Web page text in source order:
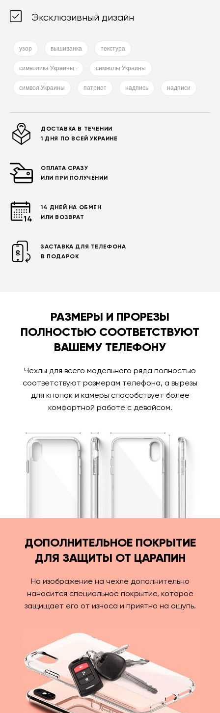
Эксклюзивный дизайн
узор вышиванка текстура
символика Украины . символы Украины
символ Украины патриот надпись надписи
ДОСТАВКА В ТЕЧЕНИИ
1 ДНЯ ПО ВСЕЙ УКРАИНЕ
ОПЛАТА СРАЗУ
ИЛИ ПРИ ПОЛУЧЕНИИ
14 ДНЕЙ НА ОБМЕН
ИЛИ ВОЗВРАТ
ЗАСТАВКА ДЛЯ ТЕЛЕФОНА
В ПОДАРОК
РАЗМЕРЫ И ПРОРЕЗЫ
ПОЛНОСТЬЮ СООТВЕТСТВУЮТ
ВАШЕМУ ТЕЛЕФОНУ
Чехлы для всего модельного ряда полностью
соответствуют размерам телефона, а вырезы
для кнопок и камеры способствует более
комфортной работе с девайсом.
ДОПОЛНИТЕЛЬНОЕ ПОКРЫТИЕ
ДЛЯ ЗАЩИТЫ ОТ ЦАРАПИН
На изображение на чехле дополнительно
наносится специальное покрытие, которое
защищает его от износа и приятно на ощупь.